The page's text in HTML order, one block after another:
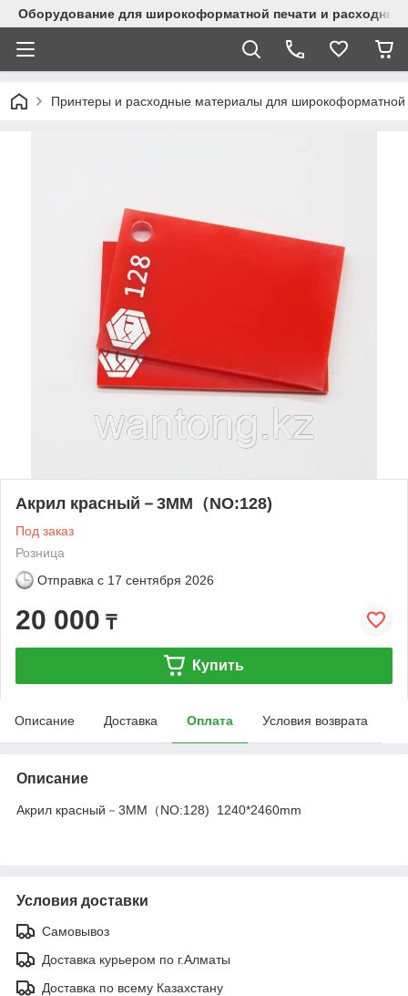
Оборудование для широкоформатной печати и
Принтеры и расходные материалы для широкоформатной
Акрил красный－3MM（NO:128)
Под заказ
Розница
Отправка с 17 сентября 2026
20 000 ₸
Купить
Описание Доставка Оплата Условия возврата
Описание
Акрил красный－3MM（NO:128) 1240*2460mm
Условия доставки
Самовывоз
Доставка курьером по г.Алматы
Доставка по всему Казахстану